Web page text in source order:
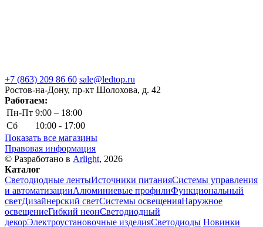
+7 (863) 209 86 60 sale@ledtop.ru
Ростов-на-Дону, пр-кт Шолохова, д. 42
Работаем:
Пн-Пт 9:00 – 18:00
Сб
10:00 - 17:00
Показать все магазины
Правовая информация
© Разработано в Arlight, 2026
Каталог
Светодиодные лентыИсточники питанияСистемы управления
и автоматизацииАлюминиевые профилиФункциональный
светДизайнерский светСистемы освещенияНаружное
освещениеГибкий неонСветодиодный
декорЭлектроустановочные изделияСветодиоды Новинки